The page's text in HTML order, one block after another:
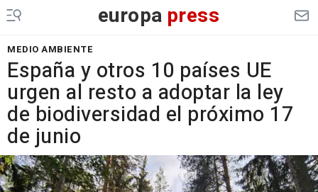
europa press
MEDIO AMBIENTE
España y otros 10 países UE
urgen al resto a adoptar la ley
de biodiversidad el próximo 17
de junio